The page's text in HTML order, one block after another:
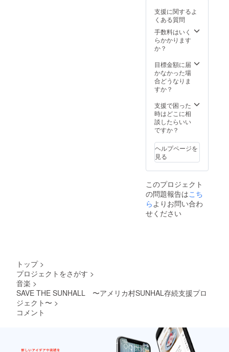
都合許
す場合
は、リ
ターン
の額に
ご支援
頂けま
すと大
す。
日程も
ござい
ます。
まずは
ご希望
から相
談させ
て下さ
い。 ★
関して
は通常
の料金
を頂戴
す。(入
場時の
ドリン
ク代も
収させ
ていた
だきま
す。) *
どのリ
す。ご
都合許
の額に
上乗せ
して、
日程に
関して
は追っ
てご連
絡、ご
せてい
ただき
ます。
★既に
ジュー
ルが
入って
いる日
ど、ご
利用頂
けない
日程も
ます。
まずは
ご希望
の日程
から相
致しま
す。(入
別途徴
収させ
ていた
の貸し
切り
パー
ティー
等も可
す。
★SUN
HALLフ
ロアの
レンタ
ル・受
付ス
タッフ
歳未満
のお客
様は、
入場不
りま
す。 ★
メール
アドレ
ス必須
てご連
絡、ご
ます。
★既に
スケ
支援に関するよ
くある質問
手数料はいく
らかかります
か？
目標金額に届
かなかった場
合どうなりま
すか？
支援で困った
時はどこに相
談したらいい
ですか？
ヘルプページを
見る
このプロジェクト
の問題報告はこち
らよりお問い合わ
せください
トップ >
プロジェクトをさがす >
音楽 >
SAVE THE SUNHALL 〜アメリカ村SUNHAL存続支援プロ
ジェクト〜 >
コメント